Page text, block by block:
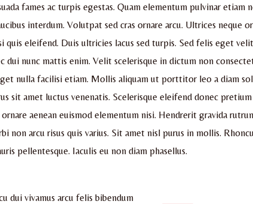
fames ac turpis egestas. Quam elementum pulvinar etiam
interdum. Volutpat sed cras ornare arcu. Ultrices neque
quis eleifend. Duis ultricies lacus sed turpis. Sed felis eget
dui nunc mattis enim. Velit scelerisque in dictum non
nulla facilisi etiam. Mollis aliquam ut porttitor leo a diam
sit amet luctus venenatis. Scelerisque eleifend donec
aenean euismod elementum nisi. Hendrerit gravida
non arcu risus quis varius. Sit amet nisl purus in mollis.
pellentesque. Iaculis eu non diam phasellus.
dui vivamus arcu felis bibendum